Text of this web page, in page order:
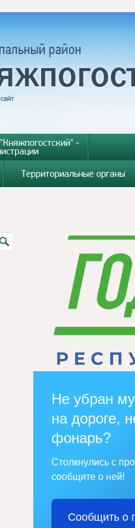
-
Территориальные органы
Не убран
на дороге,
фонарь?
Столкнулись с
сообщите о ней!
Сообщить о